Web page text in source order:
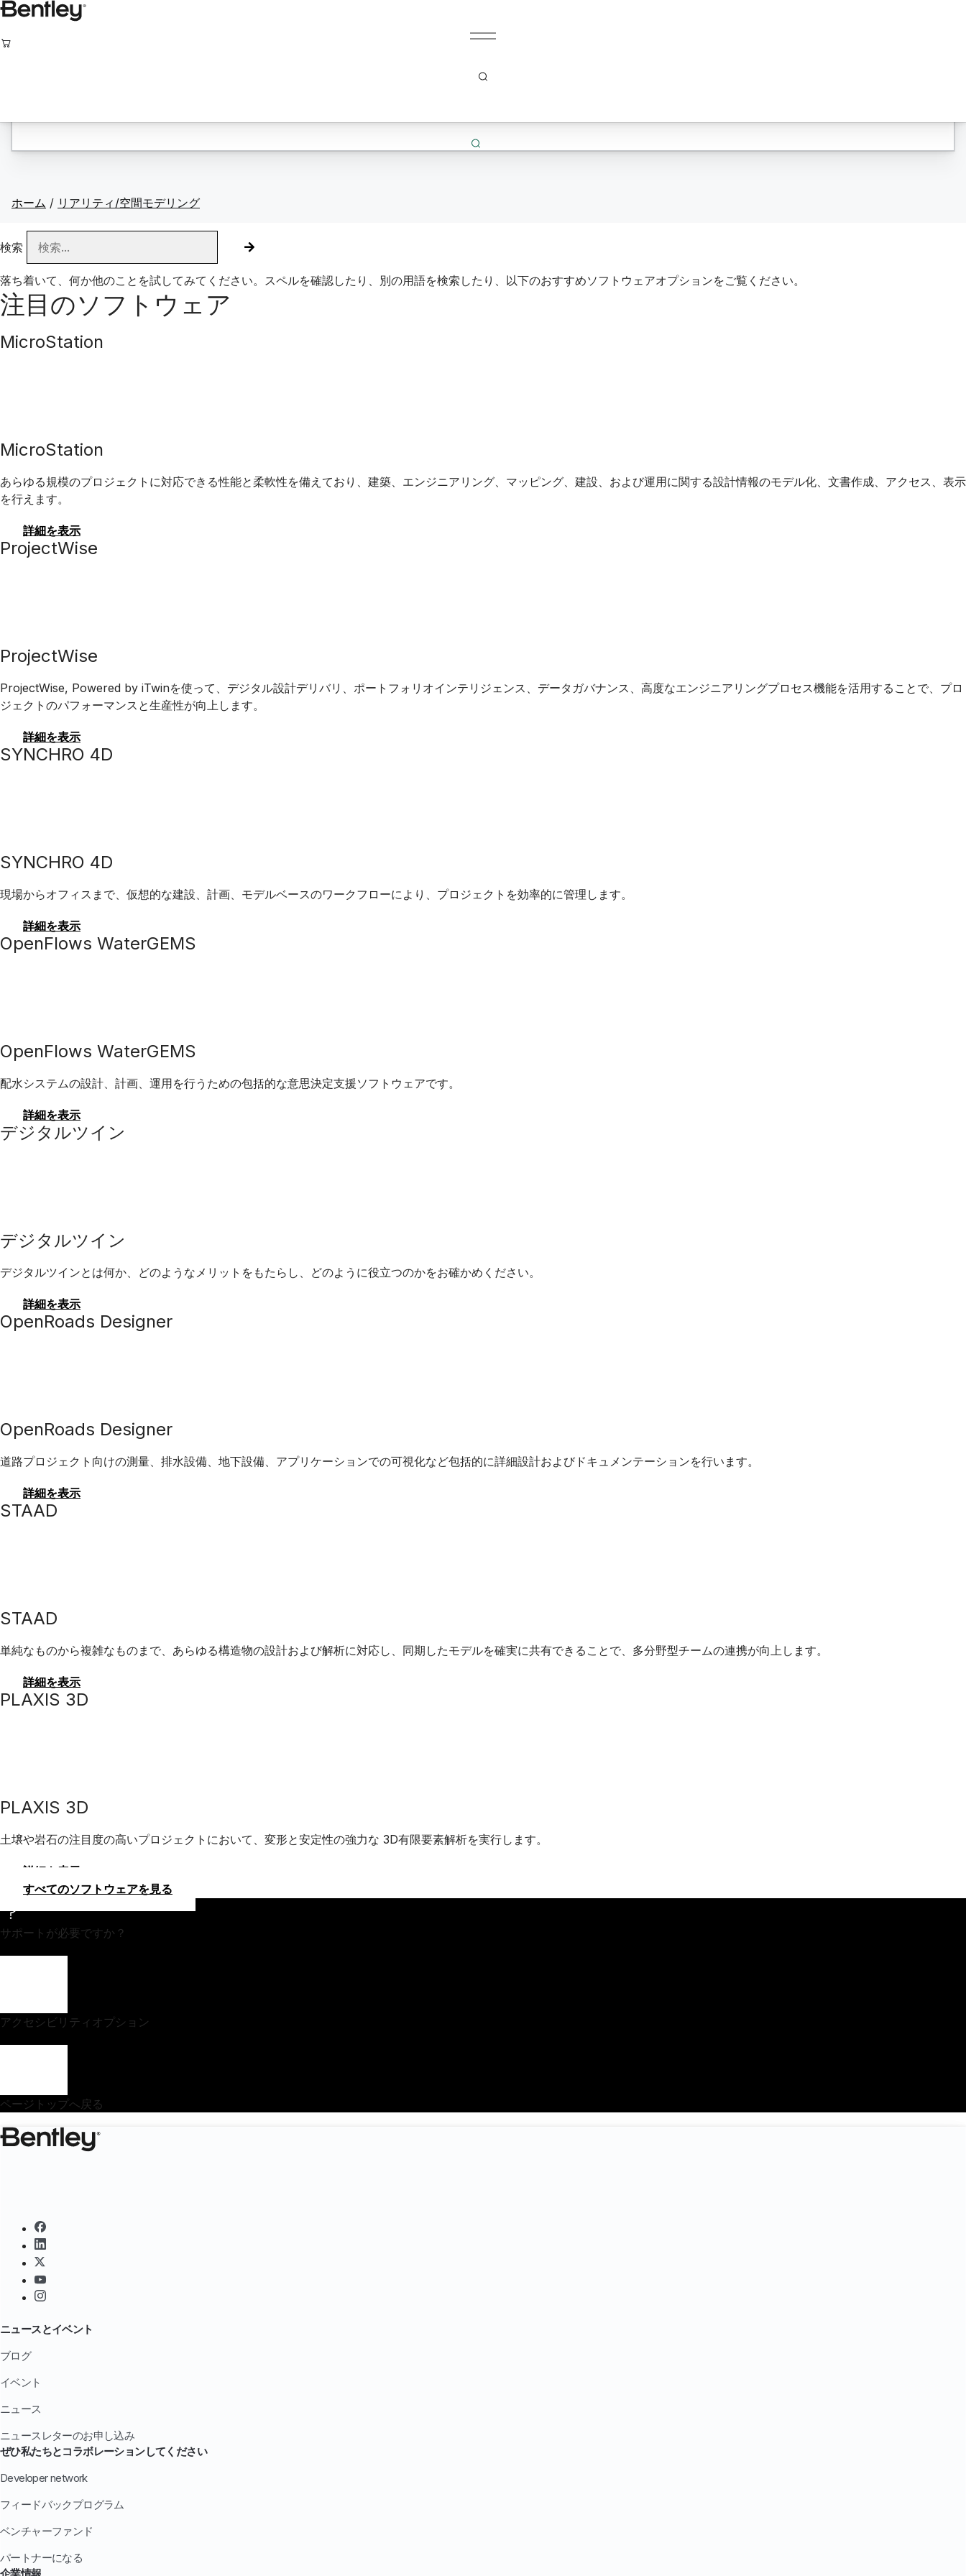
ス
ッ
ホーム / リアリティ/空間モデリング
検索
落ち着いて、何か他のことを試してみてください。スペルを確認したり、別の用語を検索したり、以下のおすすめソフトウェアオプションをご覧ください。
注目のソフトウェア
MicroStation
MicroStation
あらゆる規模のプロジェクトに対応できる性能と柔軟性を備えており、建築、エンジニアリング、マッピング、建設、および運用に関する設計情報のモデル化、文書作成、アクセス、表示
を行えます。
詳細を表示
ProjectWise
ProjectWise
ProjectWise, Powered by iTwinを使って、デジタル設計デリバリ、ポートフォリオインテリジェンス、データガバナンス、高度なエンジニアリングプロセス機能を活用することで、プロ
ジェクトのパフォーマンスと生産性が向上します。
詳細を表示
SYNCHRO 4D
SYNCHRO 4D
現場からオフィスまで、仮想的な建設、計画、モデルベースのワークフローにより、プロジェクトを効率的に管理します。
詳細を表示
OpenFlows WaterGEMS
OpenFlows WaterGEMS
配水システムの設計、計画、運用を行うための包括的な意思決定支援ソフトウェアです。
詳細を表示
デジタルツイン
デジタルツイン
デジタルツインとは何か、どのようなメリットをもたらし、どのように役立つのかをお確かめください。
詳細を表示
OpenRoads Designer
OpenRoads Designer
道路プロジェクト向けの測量、排水設備、地下設備、アプリケーションでの可視化など包括的に詳細設計およびドキュメンテーションを行います。
詳細を表示
STAAD
STAAD
単純なものから複雑なものまで、あらゆる構造物の設計および解析に対応し、同期したモデルを確実に共有できることで、多分野型チームの連携が向上します。
詳細を表示
PLAXIS 3D
PLAXIS 3D
土壌や岩石の注目度の高いプロジェクトにおいて、変形と安定性の強力な 3D有限要素解析を実行します。
詳細を表示
すべてのソフトウェアを見る
サポートが必要ですか？
アクセシビリティオプション
ページトップへ戻る
ニュースとイベント
ブログ
イベント
ニュース
ニュースレターのお申し込み
ぜひ私たちとコラボレーションしてください
Developer network
フィードバックプログラム
ベンチャーファンド
パートナーになる